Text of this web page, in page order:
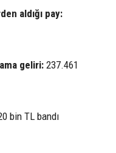
aldığı pay:
geliri: 237.461
bin TL bandı